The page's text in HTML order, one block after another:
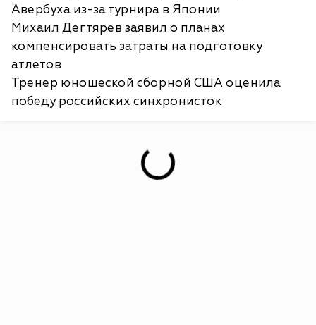
Авербуха из-за турнира в Японии
Михаил Дегтярев заявил о планах
компенсировать затраты на подготовку
атлетов
Тренер юношеской сборной США оценила
победу российских синхронисток